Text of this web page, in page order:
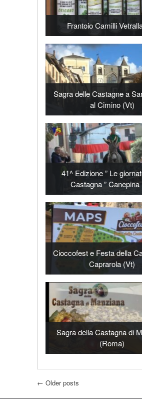
Frantoio Camilli
Sagra delle Castagne a
al Cimino (Vt)
41^ Edizione ” Le
Castagna ” Canepina
Cioccofest e Festa della
Caprarola (Vt)
Sagra della Castagna di
(Roma)
Post navigation
← Older posts